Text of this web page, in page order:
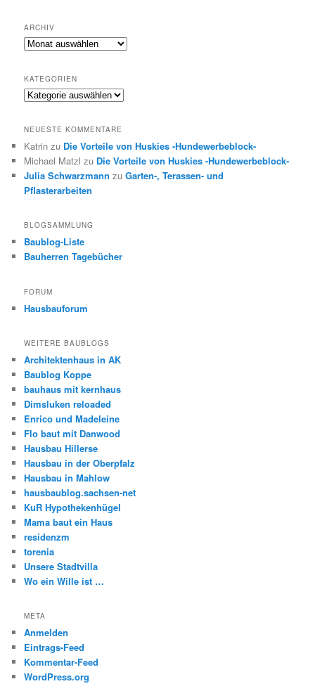
ARCHIV
Archiv
KATEGORIEN
Kategorien
NEUESTE KOMMENTARE
Katrin zu Die Vorteile von Huskies -Hundewerbeblock-
Michael Matzl zu Die Vorteile von Huskies -Hundewerbeblock-
Julia Schwarzmann zuGarten-, Terassen- und
Pflasterarbeiten
BLOGSAMMLUNG
Baublog-Liste
Bauherren Tagebücher
FORUM
Hausbauforum
WEITERE BAUBLOGS
Architektenhaus in AK
Baublog Koppe
bauhaus mit kernhaus
Dimsluken reloaded
Enrico und Madeleine
Flo baut mit Danwood
Hausbau Hillerse
Hausbau in der Oberpfalz
Hausbau in Mahlow
hausbaublog.sachsen-net
KuR Hypothekenhügel
Mama baut ein Haus
residenzm
torenia
Unsere Stadtvilla
Wo ein Wille ist …
META
Anmelden
Eintrags-Feed
Kommentar-Feed
WordPress.org